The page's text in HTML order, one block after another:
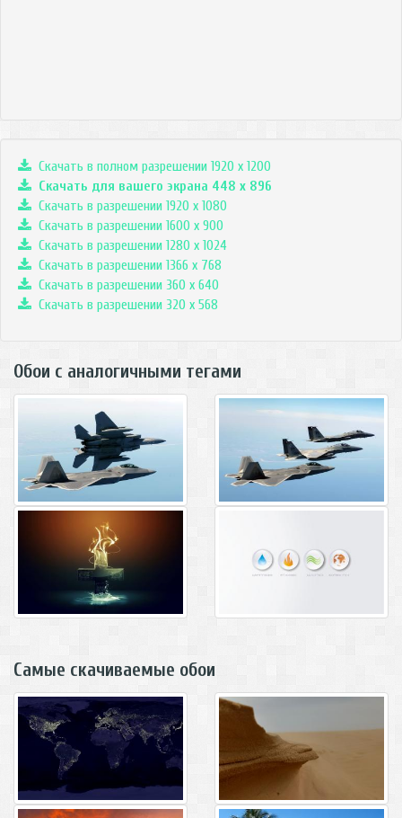
Скачать в полном разрешении 1920 x 1200
Скачать для вашего экрана 448 x 896
Скачать в разрешении 1920 x 1080
Скачать в разрешении 1600 x 900
Скачать в разрешении 1280 x 1024
Скачать в разрешении 1366 x 768
Скачать в разрешении 360 x 640
Скачать в разрешении 320 x 568
Обои с аналогичными тегами
Самые скачиваемые обои